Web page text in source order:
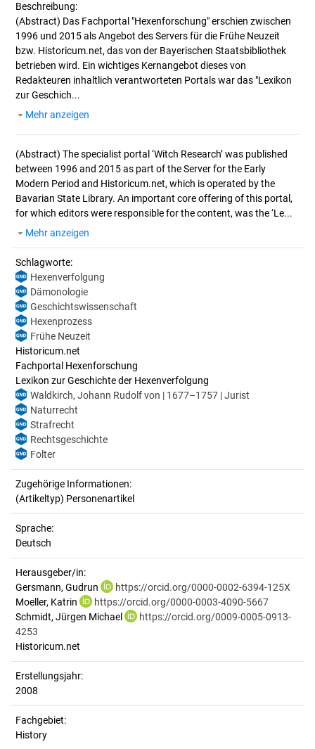
Beschreibung:
(Abstract) Das Fachportal "Hexenforschung" erschien zwischen
1996 und 2015 als Angebot des Servers für die Frühe Neuzeit
bzw. Historicum.net, das von der Bayerischen Staatsbibliothek
betrieben wird. Ein wichtiges Kernangebot dieses von
Redakteuren inhaltlich verantworteten Portals war das "Lexikon
zur Geschich...
Mehr anzeigen
(Abstract) The specialist portal ‘Witch Research’ was published
between 1996 and 2015 as part of the Server for the Early
Modern Period and Historicum.net, which is operated by the
Bavarian State Library. An important core offering of this portal,
for which editors were responsible for the content, was the ‘Le...
Mehr anzeigen
Schlagworte:
Hexenverfolgung
Dämonologie
Geschichtswissenschaft
Hexenprozess
Frühe Neuzeit
Historicum.net
Fachportal Hexenforschung
Lexikon zur Geschichte der Hexenverfolgung
Waldkirch, Johann Rudolf von | 1677–1757 | Jurist
Naturrecht
Strafrecht
Rechtsgeschichte
Folter
Zugehörige Informationen:
(Artikeltyp) Personenartikel
Sprache:
Deutsch
Herausgeber/in:
Gersmann, Gudrun
https://orcid.org/0000-0002-6394-125X
Moeller, Katrin
https://orcid.org/0000-0003-4090-5667
Schmidt, Jürgen Michael
https://orcid.org/0009-0005-0913-
4253
Historicum.net
Erstellungsjahr:
2008
Fachgebiet:
History